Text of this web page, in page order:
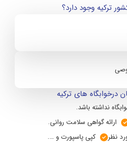
ترکیه وجود دارد؟
درخوابگاه های ترکیه
نداشته باشد.
ارائه گواهی سلامت روانی.
نظر
کپی پاسپورت و ….